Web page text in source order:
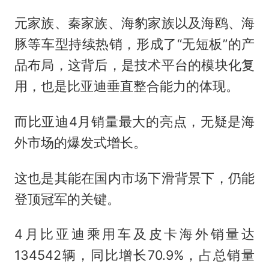
元家族、秦家族、海豹家族以及海鸥、海
豚等车型持续热销，形成了“无短板”的产
品布局，这背后，是技术平台的模块化复
用，也是比亚迪垂直整合能力的体现。
而比亚迪4月销量最大的亮点，无疑是海
外市场的爆发式增长。
这也是其能在国内市场下滑背景下，仍能
登顶冠军的关键。
4月比亚迪乘用车及皮卡海外销量达
134542辆，同比增长70.9%，占总销量